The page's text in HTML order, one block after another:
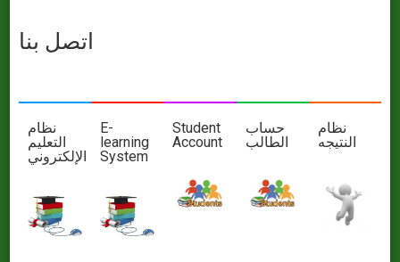
اتصل بنا
نظام
التعليم
اﻹلكتروني
E-
learning
System
Student
Account
حساب
الطالب
نظام
النتيجه